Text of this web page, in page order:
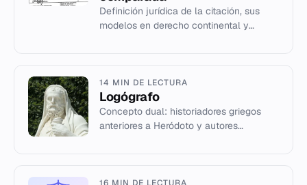
Definición jurídica de la citación, sus
modelos en derecho continental y
14 MIN DE LECTURA
Logógrafo
Concepto dual: historiadores griegos
anteriores a Heródoto y autores
16 MIN DE LECTURA